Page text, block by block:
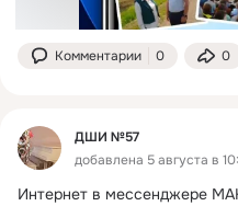
Комментарии 0 0
ДШИ №57
добавлена 5 августа в
Интернет в мессенджере